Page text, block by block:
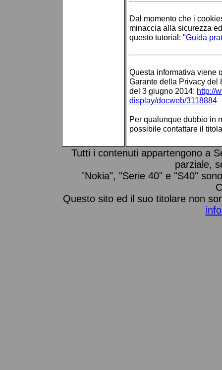
Dal momento che i
minaccia alla sicurezza
questo tutorial: "Guida
Questa informativa viene
Garante della Privacy del
del 3 giugno 2014: http://
display/docweb/3118884
Per qualunque dubbio in
possibile contattare il
Tutti i contenuti appartengono a
parziale,
"Nokia", "Serie 40" e "S40"
Questo sito ed il suo titolare non